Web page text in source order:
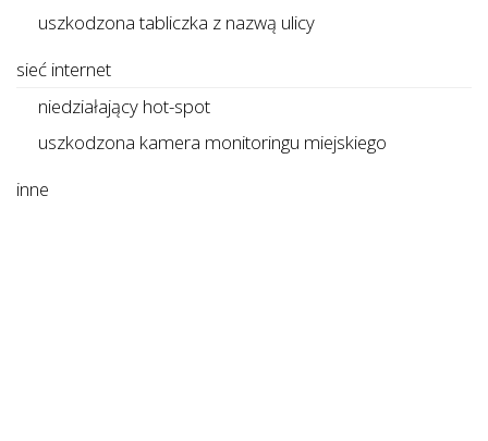
uszkodzona tabliczka z nazwą ulicy
sieć internet
niedziałający hot-spot
uszkodzona kamera monitoringu miejskiego
inne